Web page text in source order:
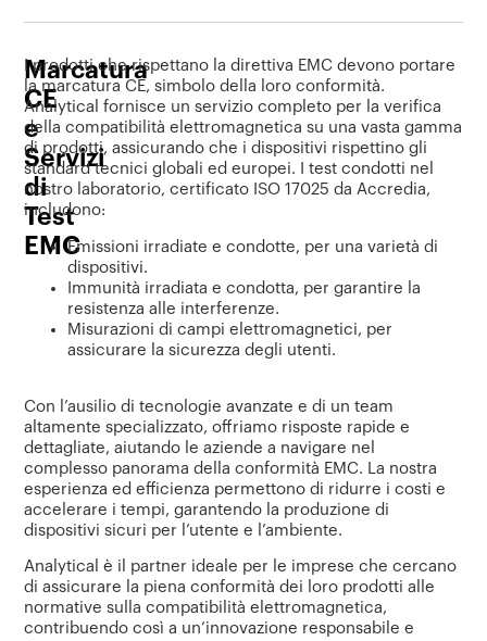
Marcatura
CE
e
Servizi
di
Test
EMC
I prodotti che rispettano la direttiva EMC devono portare
la marcatura CE, simbolo della loro conformità.
Analytical fornisce un servizio completo per la verifica
della compatibilità elettromagnetica su una vasta gamma
di prodotti, assicurando che i dispositivi rispettino gli
standard tecnici globali ed europei. I test condotti nel
nostro laboratorio, certificato ISO 17025 da Accredia,
includono:
Emissioni irradiate e condotte, per una varietà di
dispositivi.
Immunità irradiata e condotta, per garantire la
resistenza alle interferenze.
Misurazioni di campi elettromagnetici, per
assicurare la sicurezza degli utenti.
Con l’ausilio di tecnologie avanzate e di un team
altamente specializzato, offriamo risposte rapide e
dettagliate, aiutando le aziende a navigare nel
complesso panorama della conformità EMC. La nostra
esperienza ed efficienza permettono di ridurre i costi e
accelerare i tempi, garantendo la produzione di
dispositivi sicuri per l’utente e l’ambiente.
Analytical è il partner ideale per le imprese che cercano
di assicurare la piena conformità dei loro prodotti alle
normative sulla compatibilità elettromagnetica,
contribuendo così a un’innovazione responsabile e